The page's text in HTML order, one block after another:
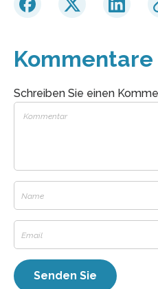
Kommentare
Schreiben Sie einen